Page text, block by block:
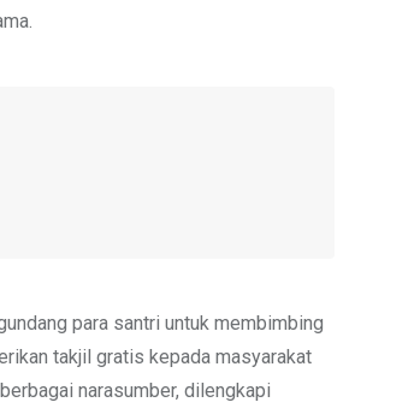
para santri untuk membimbing
takjil gratis kepada masyarakat
narasumber, dilengkapi